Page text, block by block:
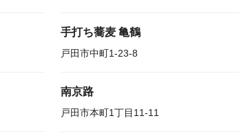
手打ち蕎麦 亀鶴
戸田市中町1-23-8
南京路
戸田市本町1丁目11-11